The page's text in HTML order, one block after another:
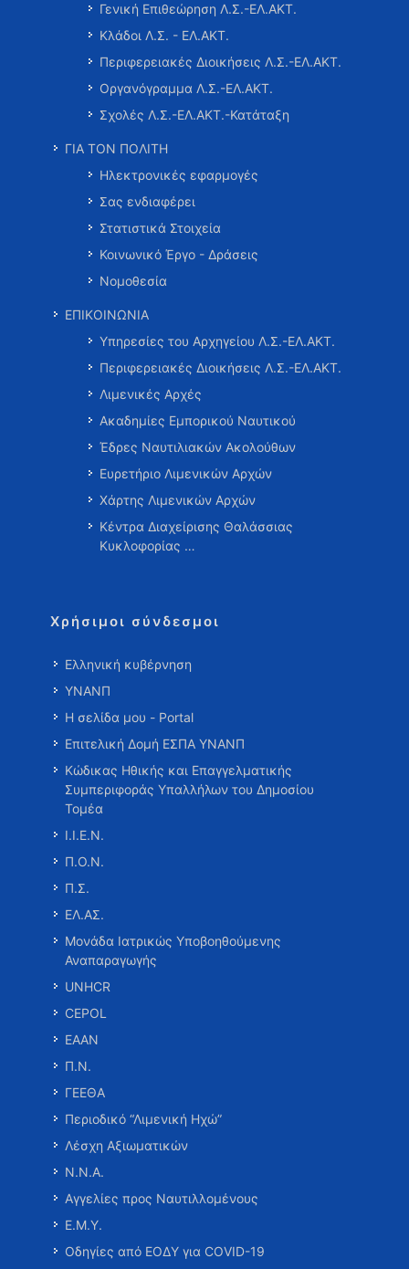
Γενική Επιθεώρηση Λ.Σ.-ΕΛ.ΑΚΤ.
Κλάδοι Λ.Σ. - ΕΛ.ΑΚΤ.
Περιφερειακές Διοικήσεις Λ.Σ.-ΕΛ.ΑΚΤ.
Οργανόγραμμα Λ.Σ.-ΕΛ.ΑΚΤ.
Σχολές Λ.Σ.-ΕΛ.ΑΚΤ.-Κατάταξη
ΓΙΑ ΤΟΝ ΠΟΛΙΤΗ
Ηλεκτρονικές εφαρμογές
Σας ενδιαφέρει
Στατιστικά Στοιχεία
Κοινωνικό Έργο - Δράσεις
Νομοθεσία
ΕΠΙΚΟΙΝΩΝΙΑ
Υπηρεσίες του Αρχηγείου Λ.Σ.-ΕΛ.ΑΚΤ.
Περιφερειακές Διοικήσεις Λ.Σ.-ΕΛ.ΑΚΤ.
Λιμενικές Αρχές
Ακαδημίες Εμπορικού Ναυτικού
Έδρες Ναυτιλιακών Ακολούθων
Ευρετήριο Λιμενικών Αρχών
Χάρτης Λιμενικών Αρχών
Κέντρα Διαχείρισης Θαλάσσιας
Κυκλοφορίας …
Χρήσιμοι σύνδεσμοι
Ελληνική κυβέρνηση
ΥΝΑΝΠ
Η σελίδα μου - Portal
Επιτελική Δομή ΕΣΠΑ ΥΝΑΝΠ
Κώδικας Ηθικής και Επαγγελματικής
Συμπεριφοράς Υπαλλήλων του Δημοσίου
Τομέα
Ι.Ι.Ε.Ν.
Π.Ο.Ν.
Π.Σ.
ΕΛ.ΑΣ.
Μονάδα Ιατρικώς Υποβοηθούμενης
Αναπαραγωγής
UNHCR
CEPOL
ΕΑΑΝ
Π.Ν.
ΓΕΕΘΑ
Περιοδικό “Λιμενική Ηχώ”
Λέσχη Αξιωματικών
Ν.Ν.Α.
Αγγελίες προς Ναυτιλλομένους
Ε.Μ.Υ.
Οδηγίες από ΕΟΔΥ για COVID-19